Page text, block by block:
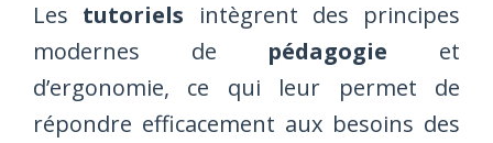
Les tutoriels intègrent des principes
modernes de pédagogie et
d’ergonomie, ce qui leur permet de
répondre efficacement aux besoins des